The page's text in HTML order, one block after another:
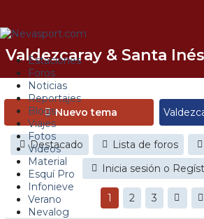
Estaciones
Foros
Noticias
Reportajes
Blogs
Viajes
Fotos
Videos
Material
Esquí Pro
Infonieve
Verano
Nevalog
Valdezcaray & Santa Inés
Nuevo tema
Destacado Lista de foros
Inicia sesión o
1 2 3